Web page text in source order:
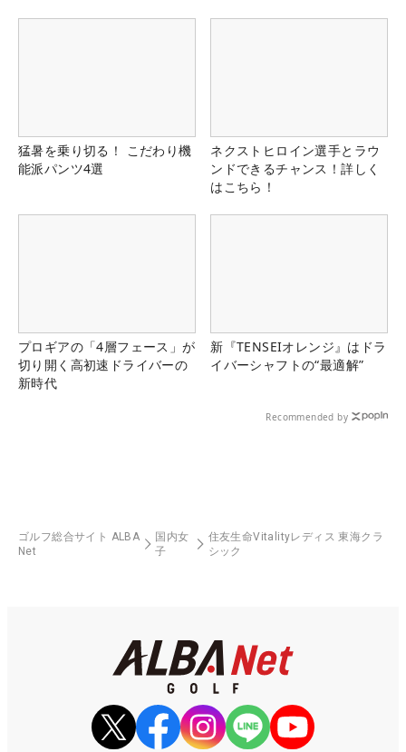
猛暑を乗り切る！ こだわり機
能派パンツ4選
ネクストヒロイン選手とラウ
ンドできるチャンス！詳しく
はこちら！
プロギアの「4層フェース」が
切り開く高初速ドライバーの
新時代
新『TENSEIオレンジ』はドラ
イバーシャフトの“最適解”
Recommended by
ゴルフ総合サイト ALBA
Net
国内女
子
住友生命Vitalityレディス 東海クラ
シック